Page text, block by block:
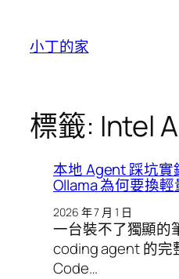
小丁的家
標籤: Intel
本地 Agent 踩坑實
Ollama 為何要換
2026 年 7 月 1 日
一台裝不了獨顯的
coding agent 的完
Code…